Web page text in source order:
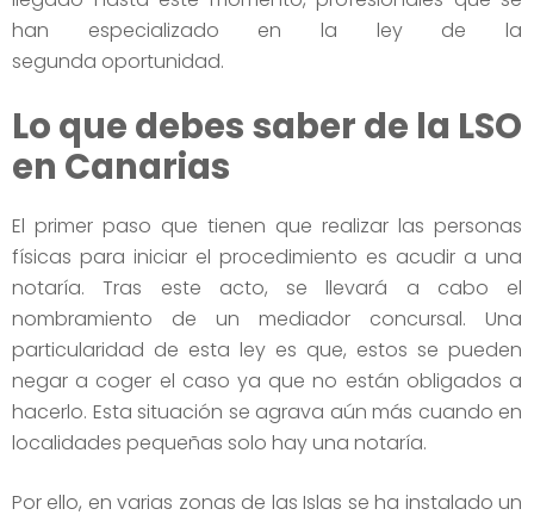
han especializado en la ley de la
segunda oportunidad.
Lo que debes saber de la LSO
en Canarias
El primer paso que tienen que realizar las personas
físicas para iniciar el procedimiento es acudir a una
notaría. Tras este acto, se llevará a cabo el
nombramiento de un mediador concursal. Una
particularidad de esta ley es que, estos se pueden
negar a coger el caso ya que no están obligados a
hacerlo. Esta situación se agrava aún más cuando en
localidades pequeñas solo hay una notaría.
Por ello, en varias zonas de las Islas se ha instalado un